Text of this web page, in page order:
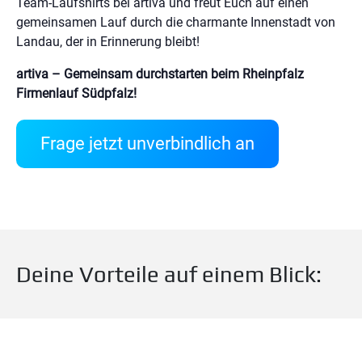
gemeinsamen Lauf durch die charmante Innenstadt von
Landau, der in Erinnerung bleibt!
artiva – Gemeinsam durchstarten beim Rheinpfalz
Firmenlauf Südpfalz!
Frage jetzt unverbindlich an
Deine Vorteile auf einem Blick: